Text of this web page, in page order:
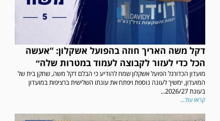
דקל משה האריך חוזה בהפועל אשקלון: “אעשה
הכל כדי לעזור לקבוצה לעמוד במטרות שלה״
מועדון הכדורגל הפועל אשקלון שמח להודיע כי הבלם דקל משה, שחקן בית של
המועדון, ימשיך לעונה נוספת ויפתח את עונתו השלישית ברציפות במועדון
בעונת 2026/27...
קראו עוד...